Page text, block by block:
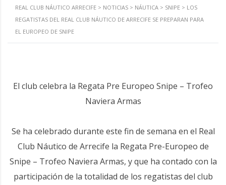
REAL CLUB NÁUTICO ARRECIFE > NOTICIAS > NÁUTICA > SNIPE > LOS
REGATISTAS DEL REAL CLUB NÁUTICO DE ARRECIFE SE PREPARAN PARA
EL EUROPEO DE SNIPE
El club celebra la Regata Pre Europeo Snipe – Trofeo
Naviera Armas
Se ha celebrado durante este fin de semana en el Real
Club Náutico de Arrecife la Regata Pre-Europeo de
Snipe – Trofeo Naviera Armas, y que ha contado con la
participación de la totalidad de los regatistas del club